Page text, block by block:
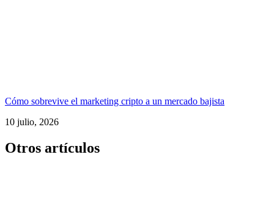
Cómo sobrevive el marketing cripto a un mercado bajista
10 julio, 2026
Otros artículos